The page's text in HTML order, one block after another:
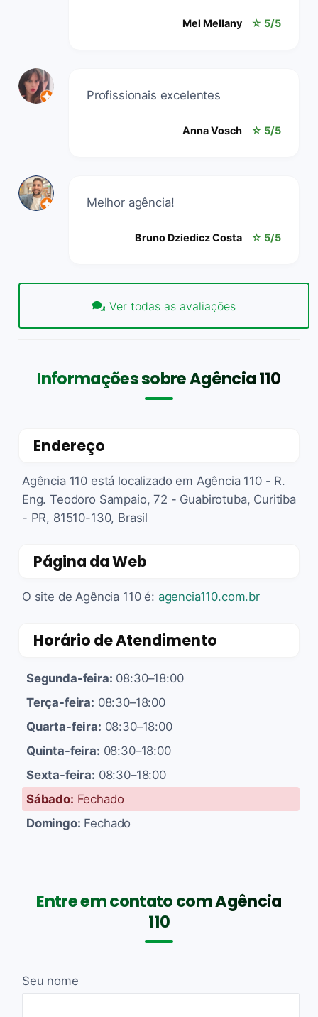
Mel Mellany ☆ 5/5
Profissionais excelentes
Anna Vosch ☆ 5/5
Melhor agência!
Bruno Dziedicz Costa ☆ 5/5
Ver todas as avaliações
Informações sobre Agência 110
Endereço
Agência 110 está localizado em Agência 110 - R.
Eng. Teodoro Sampaio, 72 - Guabirotuba, Curitiba
- PR, 81510-130, Brasil
Página da Web
O site de Agência 110 é: agencia110.com.br
Horário de Atendimento
Segunda-feira: 08:30–18:00
Terça-feira: 08:30–18:00
Quarta-feira: 08:30–18:00
Quinta-feira: 08:30–18:00
Sexta-feira: 08:30–18:00
Sábado: Fechado
Domingo: Fechado
Entre em contato com Agência
110
Seu nome